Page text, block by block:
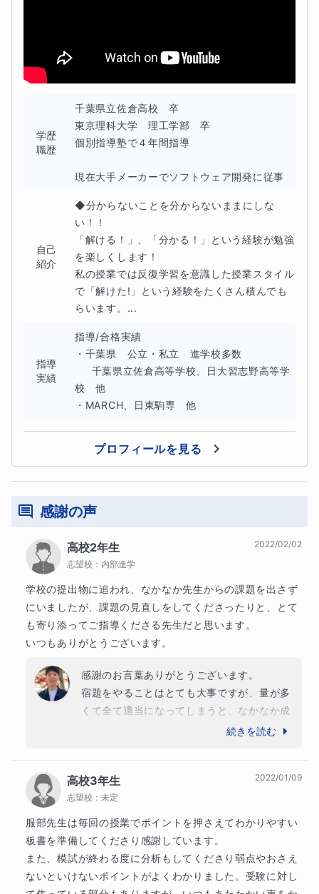
【授業の進め方】
宿題の解説
新たな範囲の解説
演習問題&解説
という流れで進めていきます。
生徒さんの要望や理解に応じて臨機応変にカスタマイズし
ます。
【宿題】
授業で扱った内容の類題を出します。
「量」より「質」を意識してポイントを絞って宿題を出し
ます。
前日までに、提出いただき、授業の初めに復習をおこない
ます。
【保護者様への報告】
学歴
職歴
千葉県立佐倉高校　卒
東京理科大学　理工学部　卒
個別指導塾で４年間指導
現在大手メーカーでソフトウェア開発に従事
自己
紹介
◆分からないことを分からないままにしな
い！！
「解ける！」、「分かる！」という経験が勉強
を楽しくします！
私の授業では反復学習を意識した授業スタイル
で「解けた!」という経験をたくさん積んでも
らいます。...
指導
実績
指導/合格実績
・千葉県　公立・私立　進学校多数
校　他
・MARCH、日東駒専　他
プロフィールを見る
感謝の声
高校2年生
志望校： 内部進学
2022/02/02
学校の提出物に追われ、なかなか先生からの課題を出さず
にいましたが、課題の見直しをしてくださったりと、とて
も寄り添ってご指導くださる先生だと思います。
いつもありがとうございます。
感謝のお言葉ありがとうございます。
宿題をやることはとても大事ですが、量が多
くて全て適当になってしまうと、なかなか成
でまずは学校の課題をひとつひとつ理解して
いきましょう！
続きを読む
高校3年生
志望校： 未定
2022/01/09
服部先生は毎回の授業でポイントを押さえてわかりやすい
板書を準備してくださり感謝しています。
また、模試が終わる度に分析もしてくださり弱点やおさえ
ないといけないポイントがよくわかりました。受験に対し